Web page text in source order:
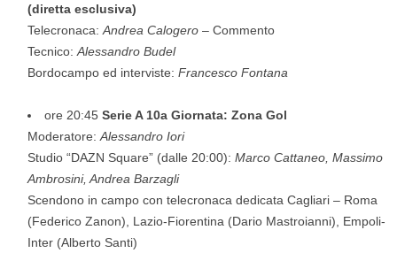
(diretta esclusiva)
Telecronaca: Andrea Calogero – Commento
Tecnico: Alessandro Budel
Bordocampo ed interviste: Francesco Fontana
ore 20:45 Serie A 10a Giornata: Zona Gol
Moderatore: Alessandro Iori
Studio “DAZN Square” (dalle 20:00): Marco Cattaneo, Massimo
Ambrosini, Andrea Barzagli
Scendono in campo con telecronaca dedicata Cagliari – Roma
(Federico Zanon), Lazio-Fiorentina (Dario Mastroianni), Empoli-
Inter (Alberto Santi)